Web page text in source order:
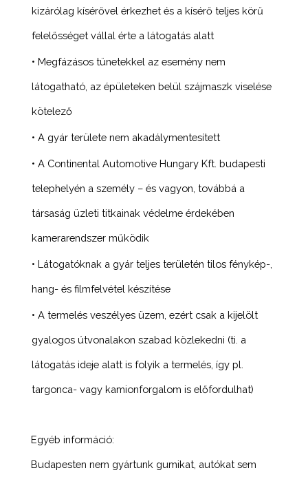
kizárólag kísérővel érkezhet és a kísérő teljes körű
felelősséget vállal érte a látogatás alatt
• Megfázásos tünetekkel az esemény nem
látogatható, az épületeken belül szájmaszk viselése
kötelező
• A gyár területe nem akadálymentesített
• A Continental Automotive Hungary Kft. budapesti
telephelyén a személy – és vagyon, továbbá a
társaság üzleti titkainak védelme érdekében
kamerarendszer működik
• Látogatóknak a gyár teljes területén tilos fénykép-,
hang- és filmfelvétel készítése
• A termelés veszélyes üzem, ezért csak a kijelölt
gyalogos útvonalakon szabad közlekedni (ti. a
látogatás ideje alatt is folyik a termelés, így pl.
targonca- vagy kamionforgalom is előfordulhat)
Egyéb információ:
Budapesten nem gyártunk gumikat, autókat sem